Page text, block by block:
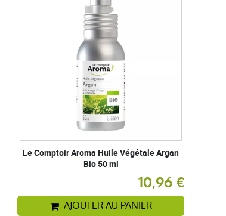
Le Comptoir Aroma Huile Végétale Argan
Bio 50 ml
10,96 €
AJOUTER AU PANIER